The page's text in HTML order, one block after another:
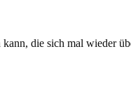
die sich mal wieder